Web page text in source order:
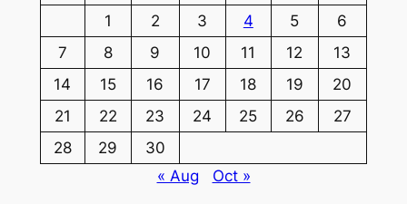
1
2 3 4 5
6
7
8 9 10 11 12
13
14
15 16 17 18 19
20
21
22 23 24 25 26
27
28
29
30
« Aug
Oct »